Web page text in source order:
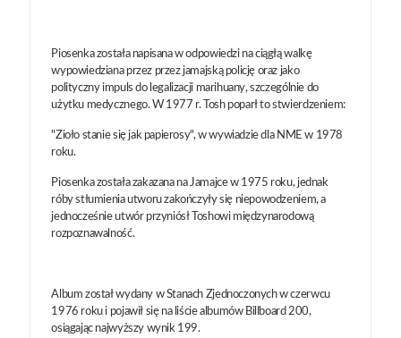
Piosenka została napisana w odpowiedzi na ciągłą walkę
wypowiedziana przez przez jamajską policję oraz jako
polityczny impuls do legalizacji marihuany, szczególnie do
użytku medycznego. W 1977 r. Tosh poparł to stwierdzeniem:
"Zioło stanie się jak papierosy", w wywiadzie dla NME w 1978
roku.
Piosenka została zakazana na Jamajce w 1975 roku, jednak
róby stłumienia utworu zakończyły się niepowodzeniem, a
jednocześnie utwór przyniósł Toshowi międzynarodową
rozpoznawalność.
Album został wydany w Stanach Zjednoczonych w czerwcu
1976 roku i pojawił się na liście albumów Billboard 200,
osiągając najwyższy wynik 199.